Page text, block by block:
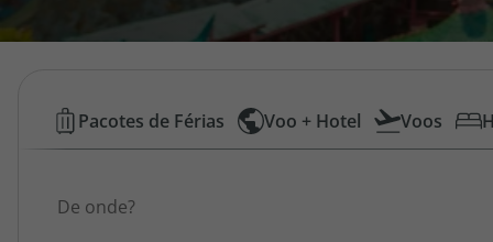
Voos
Low
Cost
Pacotes de Férias Voo + Hotel Voos